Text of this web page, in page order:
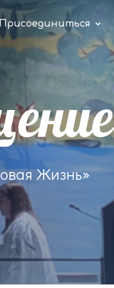
Присоединиться
Жизнь»